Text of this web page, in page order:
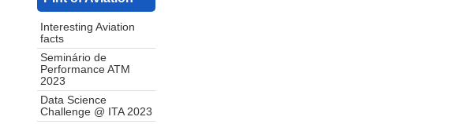
Interesting Aviation
facts
Seminário de
Performance ATM
2023
Data Science
Challenge @ ITA 2023